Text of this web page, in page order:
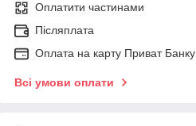
Оплатити частинами
Післяплата
Оплата на карту Приват Банку
Всі умови оплати